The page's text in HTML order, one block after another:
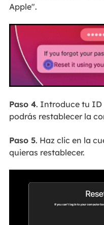
Apple".
Paso 4. Introduce tu ID
podrás restablecer la
Paso 5. Haz clic en la
quieras restablecer.